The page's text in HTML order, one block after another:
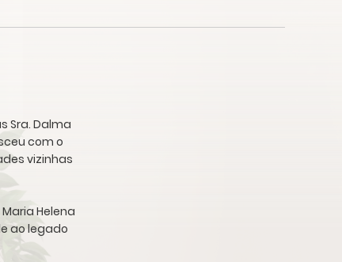
Sra. Dalma
com o
vizinhas
Helena
ao legado